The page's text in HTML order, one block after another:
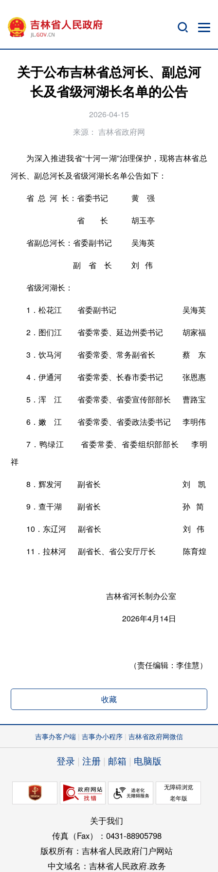
关于公布吉林省总河长、副总河
长及省级河湖长名单的公告
2026-04-15
来源： 吉林省政府网
为深入推进我省“十河一湖”治理保护，现将吉林省总
河长、副总河长及省级河湖长名单公告如下：
省 总 河 长：省委书记 黄 强
省 长 胡玉亭
省副总河长：省委副书记 吴海英
副 省 长 刘 伟
省级河湖长：
1．松花江 省委副书记 吴海英
2．图们江 省委常委、延边州委书记 胡家福
3．饮马河 省委常委、常务副省长 蔡 东
4．伊通河 省委常委、长春市委书记 张恩惠
5．浑 江 省委常委、省委宣传部部长 曹路宝
6．嫩 江 省委常委、省委政法委书记 李明伟
7．鸭绿江 省委常委、省委组织部部长 李明
祥
8．辉发河 副省长 刘 凯
9．查干湖 副省长 孙 简
10．东辽河 副省长 刘 伟
11．拉林河 副省长、省公安厅厅长 陈育煌
吉林省河长制办公室
2026年4月14日
（责任编辑： 李佳慧）
收藏